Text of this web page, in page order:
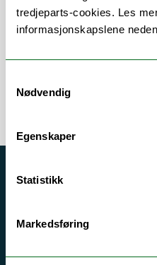
tredjeparts-cookies. Les
informasjonskapslene
Nødvendig
Egenskaper
Statistikk
Markedsføring
Publikasjoner
Akutt hjelp
Driftsmeldinger
Personvern ved UiT